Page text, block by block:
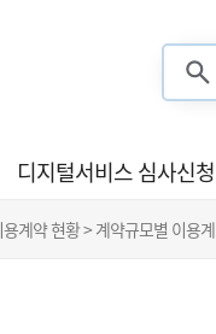
디지털서비스 심사신청
계약 현황 > 계약규모별 이용